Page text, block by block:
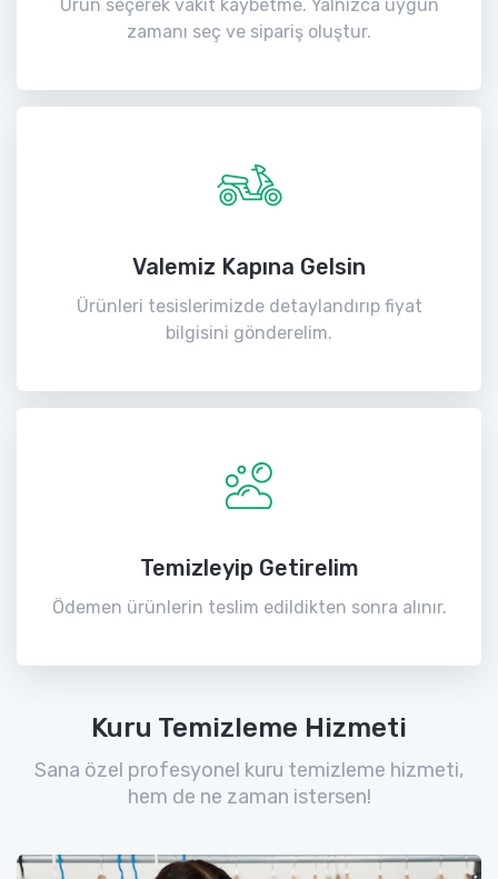
Ürün seçerek vakit kaybetme. Yalnızca uygun
zamanı seç ve sipariş oluştur.
Valemiz Kapına Gelsin
Ürünleri tesislerimizde detaylandırıp fiyat
bilgisini gönderelim.
Temizleyip Getirelim
Ödemen ürünlerin teslim edildikten sonra alınır.
Kuru Temizleme Hizmeti
Sana özel profesyonel kuru temizleme hizmeti,
hem de ne zaman istersen!